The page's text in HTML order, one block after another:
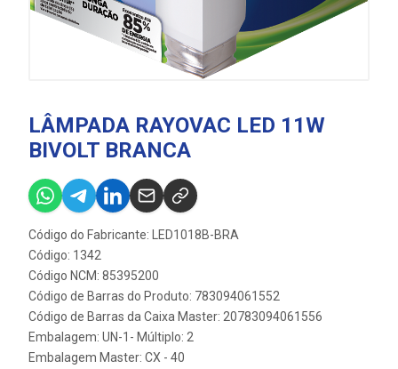
LÂMPADA RAYOVAC LED 11W
BIVOLT BRANCA
Código do Fabricante: LED1018B-BRA
Código: 1342
Código NCM: 85395200
Código de Barras do Produto: 783094061552
Código de Barras da Caixa Master: 20783094061556
Embalagem: UN-1- Múltiplo: 2
Embalagem Master: CX - 40